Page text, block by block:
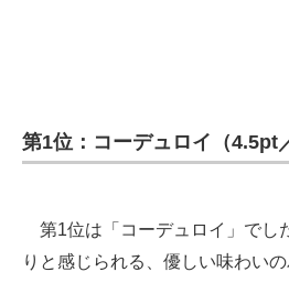
第1位：コーデュロイ（4.5pt
第1位は「コーデュロイ」でし
りと感じられる、優しい味わい